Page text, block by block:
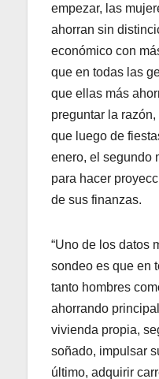
empezar, las
ahorran sin
económico con
que en todas las
que ellas más
preguntar la
que luego de
enero, el segundo
para hacer
de sus finanzas.
“Uno de los datos
sondeo es que en
tanto hombres
ahorrando
vivienda propia,
soñado, impulsar
último, adquirir